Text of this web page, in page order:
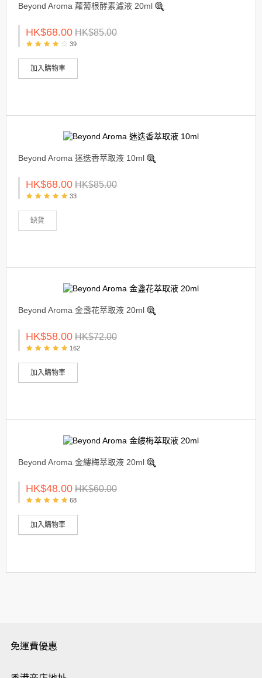
Beyond Aroma 蘿蔔根酵素濾液 20ml
HK$68.00 HK$85.00
39
加入購物車
Beyond Aroma 迷迭香萃取液 10ml
HK$68.00 HK$85.00
33
缺貨
Beyond Aroma 金盞花萃取液 20ml
HK$58.00 HK$72.00
162
加入購物車
Beyond Aroma 金縷梅萃取液 20ml
HK$48.00 HK$60.00
68
加入購物車
免運費優惠